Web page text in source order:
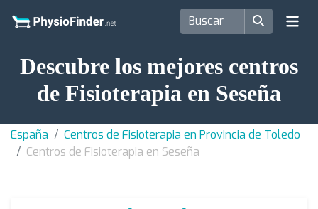
Descubre los mejores centros
de Fisioterapia en Seseña
España
Centros de Fisioterapia en Provincia de Toledo
Centros de Fisioterapia en Seseña